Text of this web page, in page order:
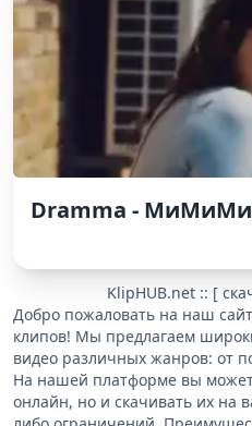
Dramma - МиМиМи
KlipHUB.net :: [
Добро пожаловать на наш
клипов! Мы предлагаем
видео различных жанров: от
На нашей платформе вы
онлайн, но и скачивать их на